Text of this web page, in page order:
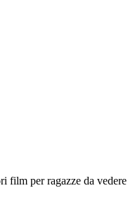
film per ragazze da vedere